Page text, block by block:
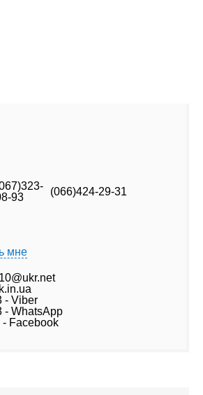
93
(066)424-29-31
мне
- Viber
- WhatsApp
- Facebook